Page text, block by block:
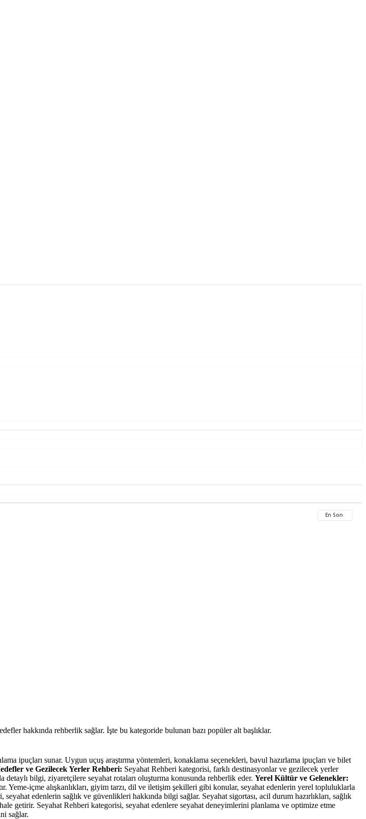
En Son
hakkında rehberlik sağlar. İşte bu kategoride bulunan bazı popüler alt başlıklar.
ipuçları sunar. Uygun uçuş araştırma yöntemleri, konaklama seçenekleri, bavul hazırlama ipuçları ve bilet
ve Gezilecek Yerler Rehberi: Seyahat Rehberi kategorisi, farklı destinasyonlar ve gezilecek yerler
bilgi, ziyaretçilere seyahat rotaları oluşturma konusunda rehberlik eder. Yerel Kültür ve Gelenekler:
Yeme-içme alışkanlıkları, giyim tarzı, dil ve iletişim şekilleri gibi konular, seyahat edenlerin yerel topluluklarla
seyahat edenlerin sağlık ve güvenlikleri hakkında bilgi sağlar. Seyahat sigortası, acil durum hazırlıkları, sağlık
getirir. Seyahat Rehberi kategorisi, seyahat edenlere seyahat deneyimlerini planlama ve optimize etme
sağlar.